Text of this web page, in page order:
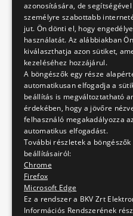
Május
hívja fel
fizikai
A
jármű
Ikarus
a
azonosítására, de segítségével
személyre szabottabb
jut. Ön dönti el, hogy
használatát. Az alábbiakban Ön
kiválaszthatja azon sütiket,
kezeléséhez hozzájárul.
A böngészők egy része
automatikusan elfogadja a
beállítás is megváltoztatható
érdekében, hogy a jövőre
felhasználó megakadályozza
automatikus elfogadást.
További részletek a böngészők
beállításairól:
Chrome
Firefox
Microsoft Edge
Ez a rendszer a BKV Zrt
Információs Rendszerének